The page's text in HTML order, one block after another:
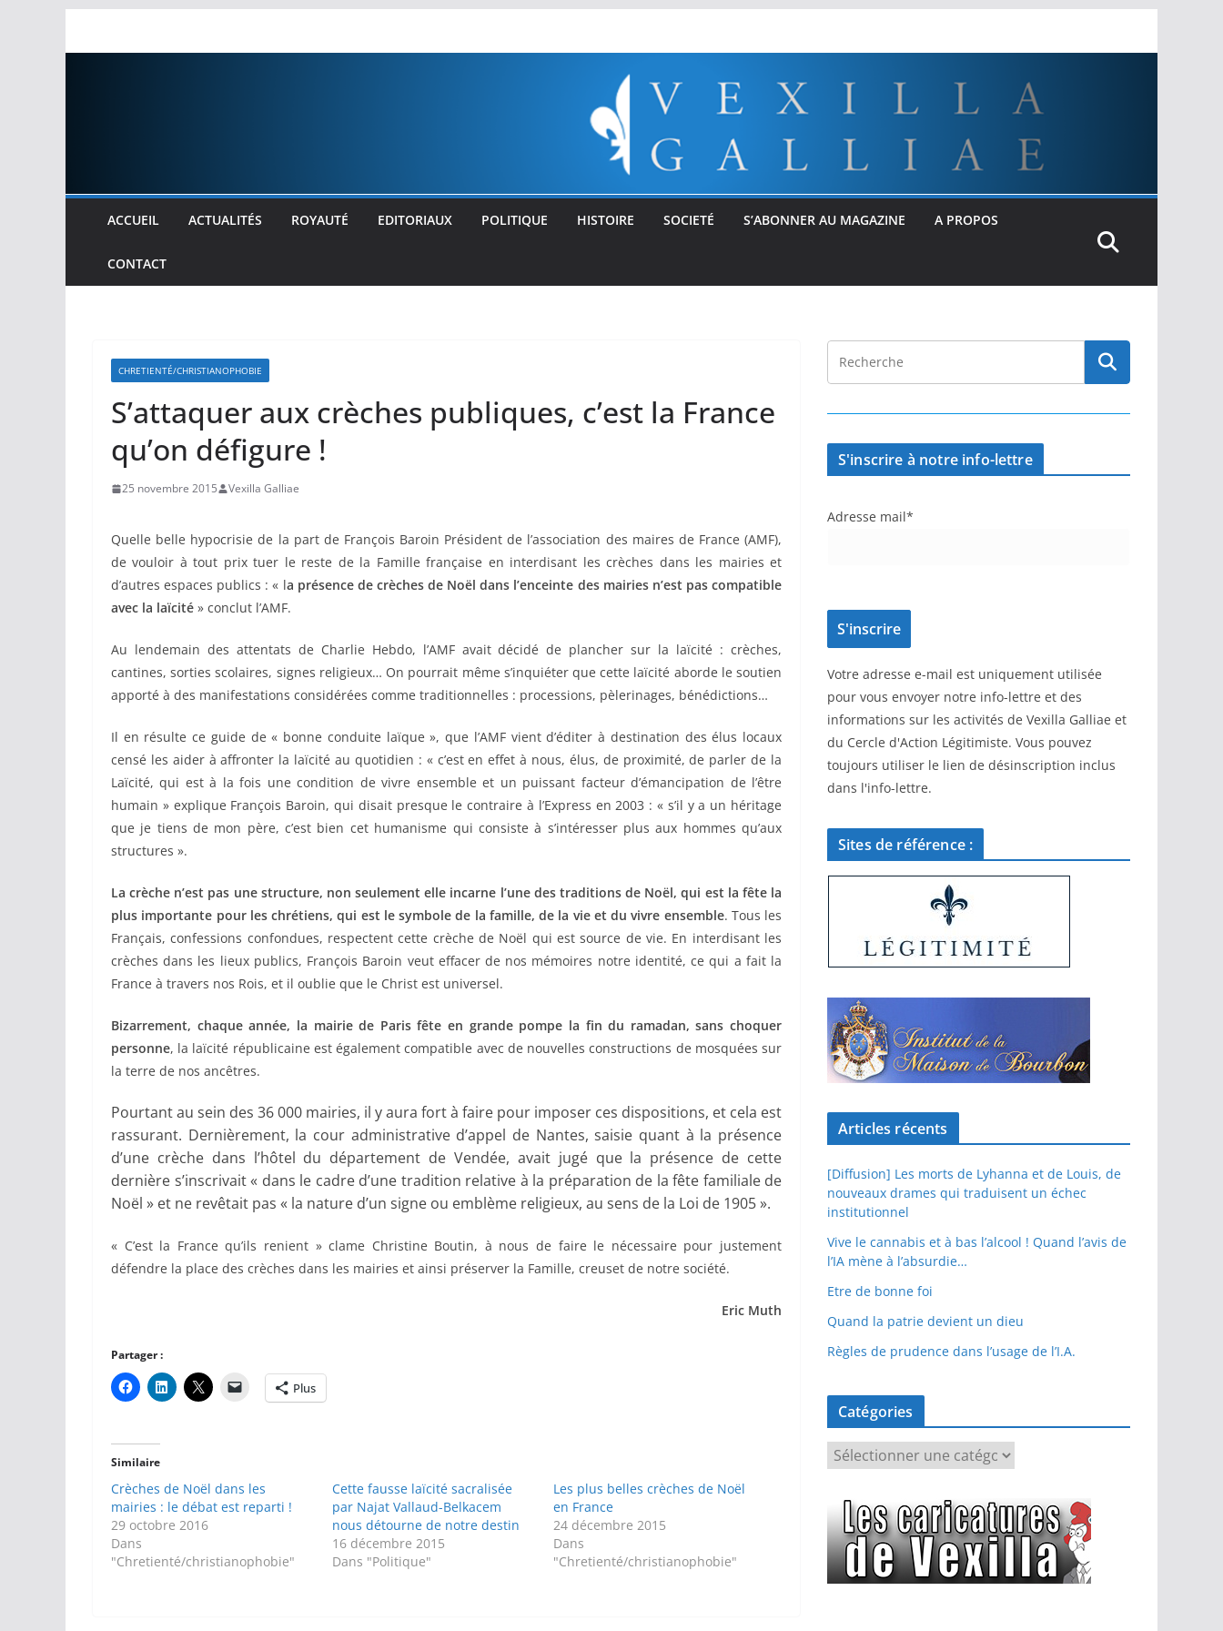
ACCUEIL ACTUALITÉS ROYAUTÉ EDITORIAUX POLITIQUE HISTOIRE SOCIETÉ S’ABONNER AU MAGAZINE A PROPOS
CONTACT
CHRETIENTÉ/CHRISTIANOPHOBIE
S’attaquer aux crèches publiques, c’est la France
qu’on défigure !
25 novembre 2015 Vexilla Galliae
Quelle belle hypocrisie de la part de François Baroin Président de l’association des maires de France (AMF),
de vouloir à tout prix tuer le reste de la Famille française en interdisant les crèches dans les mairies et
d’autres espaces publics : « la présence de crèches de Noël dans l’enceinte des mairies n’est pas compatible
avec la laïcité » conclut l’AMF.
Au lendemain des attentats de Charlie Hebdo, l’AMF avait décidé de plancher sur la laïcité : crèches,
cantines, sorties scolaires, signes religieux… On pourrait même s’inquiéter que cette laïcité aborde le soutien
apporté à des manifestations considérées comme traditionnelles : processions, pèlerinages, bénédictions…
Il en résulte ce guide de « bonne conduite laïque », que l’AMF vient d’éditer à destination des élus locaux
censé les aider à affronter la laïcité au quotidien : « c’est en effet à nous, élus, de proximité, de parler de la
Laïcité, qui est à la fois une condition de vivre ensemble et un puissant facteur d’émancipation de l’être
humain » explique François Baroin, qui disait presque le contraire à l’Express en 2003 : « s’il y a un héritage
que je tiens de mon père, c’est bien cet humanisme qui consiste à s’intéresser plus aux hommes qu’aux
structures ».
La crèche n’est pas une structure, non seulement elle incarne l’une des traditions de Noël, qui est la fête la
plus importante pour les chrétiens, qui est le symbole de la famille, de la vie et du vivre ensemble. Tous les
Français, confessions confondues, respectent cette crèche de Noël qui est source de vie. En interdisant les
crèches dans les lieux publics, François Baroin veut effacer de nos mémoires notre identité, ce qui a fait la
France à travers nos Rois, et il oublie que le Christ est universel.
Bizarrement, chaque année, la mairie de Paris fête en grande pompe la fin du ramadan, sans choquer
personne, la laïcité républicaine est également compatible avec de nouvelles constructions de mosquées sur
la terre de nos ancêtres.
Pourtant au sein des 36 000 mairies, il y aura fort à faire pour imposer ces dispositions, et cela est
rassurant. Dernièrement, la cour administrative d’appel de Nantes, saisie quant à la présence
d’une crèche dans l’hôtel du département de Vendée, avait jugé que la présence de cette
dernière s’inscrivait « dans le cadre d’une tradition relative à la préparation de la fête familiale de
Noël » et ne revêtait pas « la nature d’un signe ou emblème religieux, au sens de la Loi de 1905 ».
« C’est la France qu’ils renient » clame Christine Boutin, à nous de faire le nécessaire pour justement
défendre la place des crèches dans les mairies et ainsi préserver la Famille, creuset de notre société.
Eric Muth
Partager :
Plus
Similaire
Crèches de Noël dans les
mairies : le débat est reparti !
29 octobre 2016
Dans
"Chretienté/christianophobie"
Cette fausse laïcité sacralisée
par Najat Vallaud-Belkacem
nous détourne de notre destin
16 décembre 2015
Dans "Politique"
Les plus belles crèches de Noël
en France
24 décembre 2015
Dans
"Chretienté/christianophobie"
S'inscrire à notre info-lettre
Adresse mail*
Votre adresse e-mail est uniquement utilisée
pour vous envoyer notre info-lettre et des
informations sur les activités de Vexilla Galliae et
du Cercle d'Action Légitimiste. Vous pouvez
toujours utiliser le lien de désinscription inclus
dans l'info-lettre.
Sites de référence :
Articles récents
[Diffusion] Les morts de Lyhanna et de Louis, de
nouveaux drames qui traduisent un échec
institutionnel
Vive le cannabis et à bas l’alcool ! Quand l’avis de
l’IA mène à l’absurdie…
Etre de bonne foi
Quand la patrie devient un dieu
Règles de prudence dans l’usage de l’I.A.
Catégories
é
g
o
r